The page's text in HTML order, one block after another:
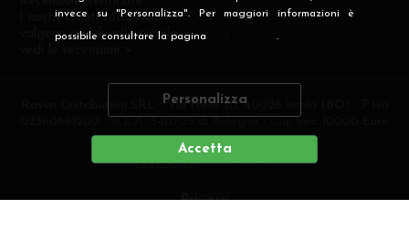
invece su "Personalizza". Per maggiori informazioni è
possibile consultare la pagina .
Personalizza
Accetta
I nostri clienti soddisfatti
valgono più di mille parole
Raven Distribution SRL - Via Fanin 30, 40026 Imola (BO) - P.Iva
i.v
DEVELOPERCREATIVE WEB
Privacy